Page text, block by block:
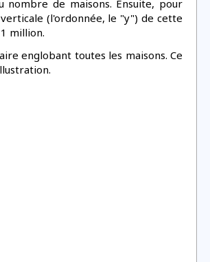
de maisons. Ensuite, pour
(l'ordonnée, le "y") de cette
million.
englobant toutes les maisons. Ce